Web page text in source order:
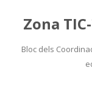
Zona
Bloc dels